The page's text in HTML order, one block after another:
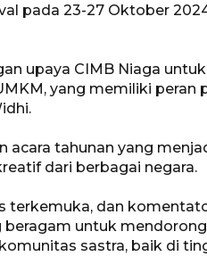
pada 23-27 Oktober
upaya CIMB Niaga
yang memiliki peran
acara tahunan yang
dari berbagai negara.
terkemuka, dan
untuk
sastra, baik di